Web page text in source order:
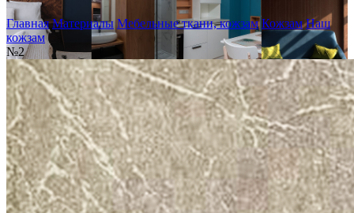
Главная Материалы Мебельные ткани, кожзам Кожзам Наш
кожзам
№2